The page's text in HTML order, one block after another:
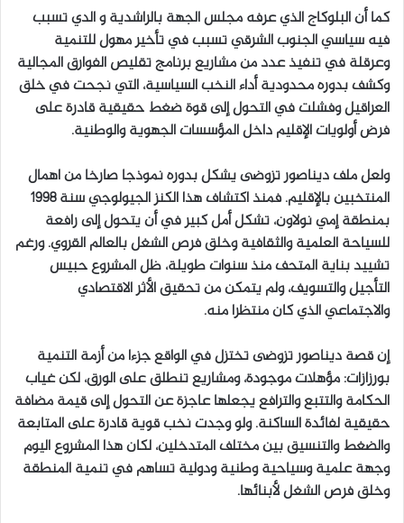
كما أن البلوكاج الذي عرفه مجلس الجهة بالراشدية و الدي تسبب
فيه سياسي الجنوب الشرقي تسبب في تأخير مهول للتنمية
وعرقلة في تنفيذ عدد من مشاريع برنامج تقليص الفوارق المجالية
وكشف بدوره محدودية أداء النخب السياسية، التي نجحت في خلق
العراقيل وفشلت في التحول إلى قوة ضغط حقيقية قادرة على
فرض أولويات الإقليم داخل المؤسسات الجهوية والوطنية.
ولعل ملف ديناصور تزوضى يشكل بدوره نموذجا صارخا من اهمال
المنتخبين بالإقليم. فمنذ اكتشاف هذا الكنز الجيولوجي سنة 1998
بمنطقة إمي نولاون، تشكل أمل كبير في أن يتحول إلى رافعة
للسياحة العلمية والثقافية وخلق فرص الشغل بالعالم القروي. ورغم
تشييد بناية المتحف منذ سنوات طويلة، ظل المشروع حبيس
التأجيل والتسويف، ولم يتمكن من تحقيق الأثر الاقتصادي
والاجتماعي الذي كان منتظرا منه.
إن قصة ديناصور تزوضى تختزل في الواقع جزءا من أزمة التنمية
بورزازات: مؤهلات موجودة، ومشاريع تنطلق على الورق، لكن غياب
الحكامة والتتبع والترافع يجعلها عاجزة عن التحول إلى قيمة مضافة
حقيقية لفائدة الساكنة. ولو وجدت نخب قوية قادرة على المتابعة
والضغط والتنسيق بين مختلف المتدخلين، لكان هذا المشروع اليوم
وجهة علمية وسياحية وطنية ودولية تساهم في تنمية المنطقة
وخلق فرص الشغل لأبنائها.